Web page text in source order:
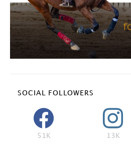
SOCIAL FOLLOWERS
51K 13K